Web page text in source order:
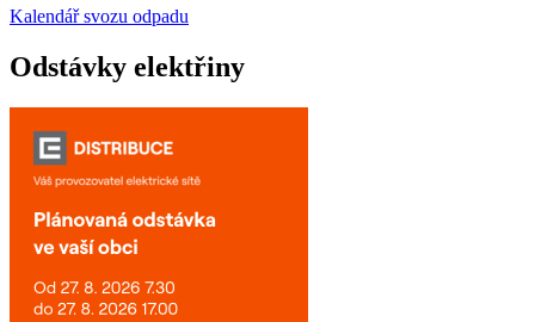
Kalendář svozu odpadu
Odstávky elektřiny